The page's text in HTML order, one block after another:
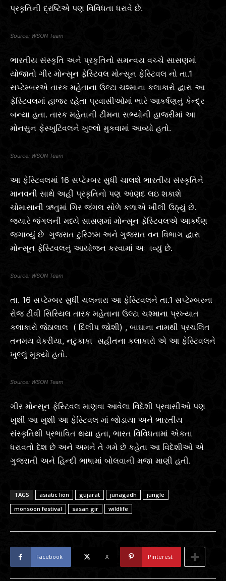
પ્રકૃતિની દ્રષ્ટિએ પણ વિવિધતા ધરાવે છે.
WSON Team
ભારતીય સંસ્કૃતિ અને પ્રકૃતિનો સમન્વય વચ્ચે સાસણમાં
યોજાતો ગીર મોન્સૂન ફેસ્ટિવલ મોન્સૂન ફેસ્ટિવલ નો તા.1
સપ્ટેમ્બરએ તારક મહેતાના ઉલ્ટા ચશ્માના કલાકારો દ્વારા આ
ફેસ્ટિવલમાં હાજર રહેતા પ્રવાસીઓમાં ભારે આકર્ષણનું કેન્દ્ર
બન્યા હતા. તારક મહેતાની ટીમના સભ્યોની હાજરીમાં આ
મોનસુન ફેસ્ખુટિવલને ખુલ્લો મુકવામાં આવ્યો હતો.
WSON Team
આ ફેસ્ટિવલમાં 16 સપ્ટેમ્બર સુધી ચાલશે ભારતીય સંસ્કૃતિને
માનવની સાથે અહીં પ્રકૃતિનો પણ આંણદ લઇ શકાશે
ચોમાસાની ઋતુમાં ગિર જંગલ સોળે કળાએ ખીલી ઉઠ્યું છે.
જયારે જંગલની મધ્યે સાસણમાં મોન્સૂન ફેસ્ટિવલએ આકર્ષણ
જગાવ્યું છે ગુજરાત ટુરિઝમ અને ગુજરાત વન વિભાગ દ્વારા
મોન્સૂન ફેસ્ટિવલનું આયોજન કરવામાં અાવ્યું છે.
WSON Team
તા. 16 સપ્ટેમ્બર સુધી ચલનારા આ ફેસ્ટિવલને તા.1 સપ્ટેમ્બરના
રોજ ટીવી સિરિયલ તારક મહેતાના ઉલ્ટા ચશ્માના પ્રખ્યાત
કલાકારો જેઠાલાલ ( દિલીપ જોશી) , બાઘાના નામથી પ્રચલિત
તનમય વેકરીયા, નટુકાકા સહીતના કલાકારો એ આ ફેસ્ટિવલને
ખુલ્લું મૂકયો હતો.
WSON Team
ગીર મોન્સૂન ફેસ્ટિવલ માણવા આવેલા વિદેશી પ્રવાસીઓ પણ
ખુશી આ ખુશી આ ફેસ્ટિવલ માં જોડાયા અને ભારતીય
સંસ્કૃતિથી પ્રભાવિત થયા હતા, ભારત વિવિધતામાં એકતા
ધરાવતો દેશ છે અને અમને તે ગમે છે કહેતા આ વિદેશીઓ એ
ગુજરાતી અને હિન્દી ભાષામાં બોલવાની મજા માણી હતી.
TAGS asiatic lion gujarat junagadh
jungle
monsoon festival
sasan gir wildlife
Facebook X Pinterest